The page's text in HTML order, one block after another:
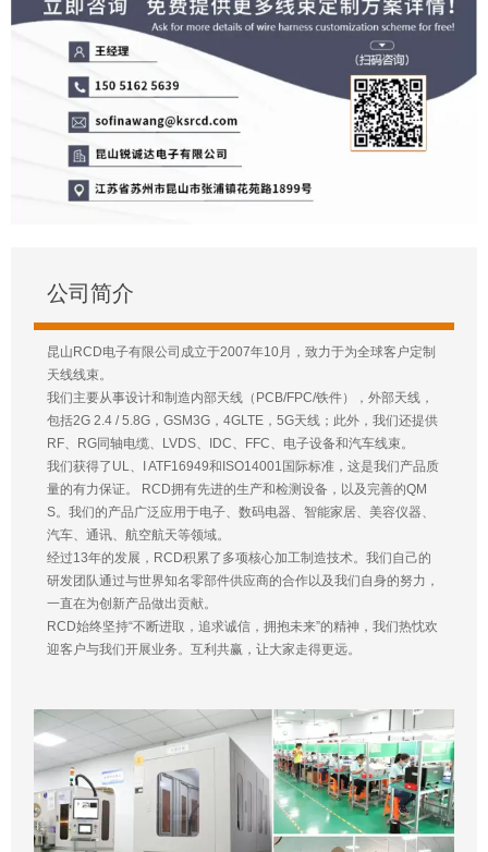
公司简介
昆山RCD电子有限公司成立于2007年10月，致力于为全球客户定制
天线线束。
我们主要从事设计和制造内部天线（PCB/FPC/铁件），外部天线，
包括2G 2.4 / 5.8G，GSM3G，4GLTE，5G天线；此外，我们还提供
RF、RG同轴电缆、LVDS、IDC、FFC、电子设备和汽车线束。
我们获得了UL、I ATF16949和ISO14001国际标准，这是我们产品质
量的有力保证。 RCD拥有先进的生产和检测设备，以及完善的QM
S。我们的产品广泛应用于电子、数码电器、智能家居、美容仪器、
汽车、通讯、航空航天等领域。
经过13年的发展，RCD积累了多项核心加工制造技术。我们自己的
研发团队通过与世界知名零部件供应商的合作以及我们自身的努力，
一直在为创新产品做出贡献。
RCD始终坚持“不断进取，追求诚信，拥抱未来”的精神，我们热忱欢
迎客户与我们开展业务。互利共赢，让大家走得更远。